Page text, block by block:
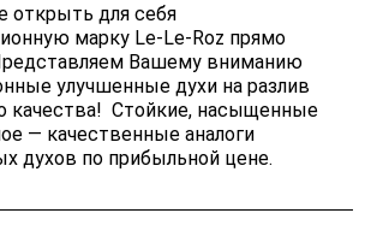
открыть для себя
марку Le-Le-Roz прямо
Вашему вниманию
улучшенные духи на разлив
качества! Стойкие, насыщенные
— качественные аналоги
духов по прибыльной цене.